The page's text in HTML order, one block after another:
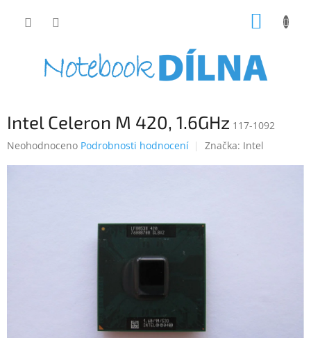
Intel Celeron M 420, 1.6GHz 117-1092
Průměrné
Neohodnoceno Podrobnosti hodnocení Značka: Intel